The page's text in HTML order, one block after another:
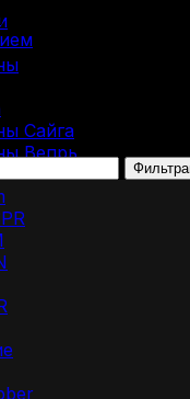
Сайга
Вепрь